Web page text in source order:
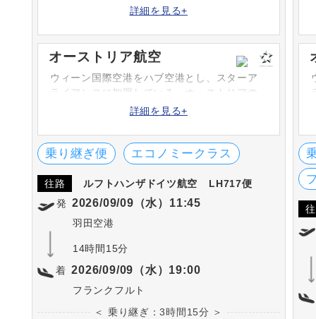
味する「ルフトハンザ」。その名の通り多く
界で最も高い人気の航空会社です。
詳細を見る+
オーストリア航空
ウィーン国際空港をハブ空港とし、スターア
ライアンスに加盟している、オーストリアの
主要航空会社です。ルフトハンザとの提携に
した。
詳細を見る+
乗り継ぎ便 エコノミークラス
往路 ルフトハンザドイツ航空
LH717便
発 2026/09/09（水）11:45
羽田空港
14時間15分
着 2026/09/09（水）19:00
フランクフルト
＜ 乗り継ぎ：3時間15分 ＞